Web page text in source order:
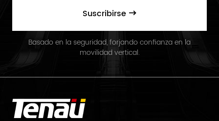
Suscribirse
Basado en la seguridad, forjando confianza en la
movilidad vertical.